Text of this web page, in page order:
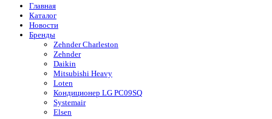
Главная
Каталог
Новости
Бренды
Zehnder Charleston
Zehnder
Daikin
Mitsubishi Heavy
Loten
Кондиционер LG PC09SQ
Systemair
Elsen